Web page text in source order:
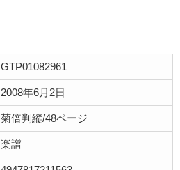
GTP01082961
2008年6月2日
菊倍判縦/48ページ
楽譜